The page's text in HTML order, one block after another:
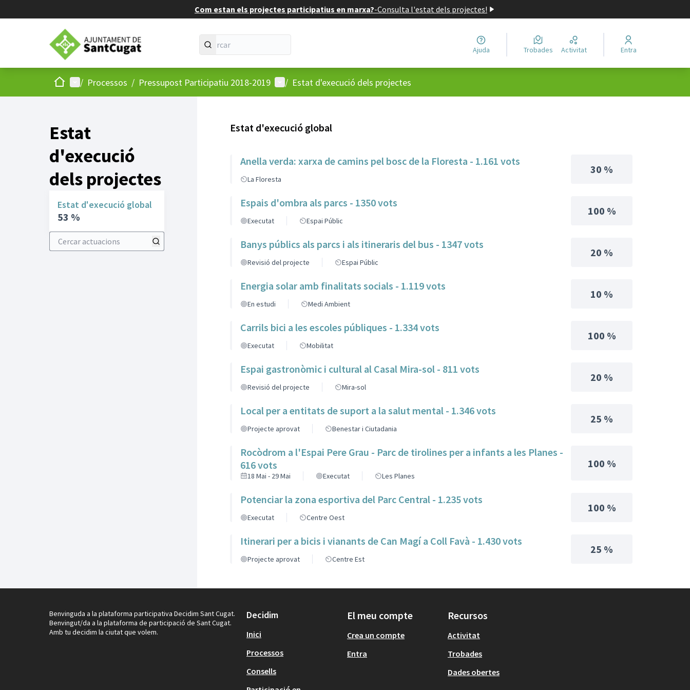
Com estan els projectes participatius en marxa?-Consulta l'estat dels projectes!
Ajuda Trobades Activitat Entra
Inici Menú principal
/ Processos / Pressupost Participatiu 2018-2019 Menú d'usuari
/ Estat d'execució dels projectes
Estat
d'execució
dels projectes
Estat d'execució global
53 %
Cercar actuacions
Estat d'execució global
Anella verda: xarxa de camins pel bosc de la Floresta - 1.161 vots
La Floresta
30 %
Espais d'ombra als parcs - 1350 vots
Executat Espai Públic
100 %
Banys públics als parcs i als itineraris del bus - 1347 vots
Revisió del projecte Espai Públic
20 %
Energia solar amb finalitats socials - 1.119 vots
En estudi Medi Ambient
10 %
Carrils bici a les escoles públiques - 1.334 vots
Executat Mobilitat
100 %
Espai gastronòmic i cultural al Casal Mira-sol - 811 vots
Revisió del projecte Mira-sol
20 %
Local per a entitats de suport a la salut mental - 1.346 vots
Projecte aprovat Benestar i Ciutadania
25 %
Rocòdrom a l'Espai Pere Grau - Parc de tirolines per a infants a les Planes -
616 vots
18 Mai - 29 Mai Executat Les Planes
100 %
Potenciar la zona esportiva del Parc Central - 1.235 vots
Executat Centre Oest
100 %
Itinerari per a bicis i vianants de Can Magí a Coll Favà - 1.430 vots
Projecte aprovat Centre Est
25 %
Benvinguda a la plataforma participativa Decidim Sant Cugat.
Benvingut/da a la plataforma de participació de Sant Cugat.
Amb tu decidim la ciutat que volem.
Decidim
Inici
Processos
Consells
El meu compte
Crea un compte
Entra
Recursos
Activitat
Trobades
Dades obertes